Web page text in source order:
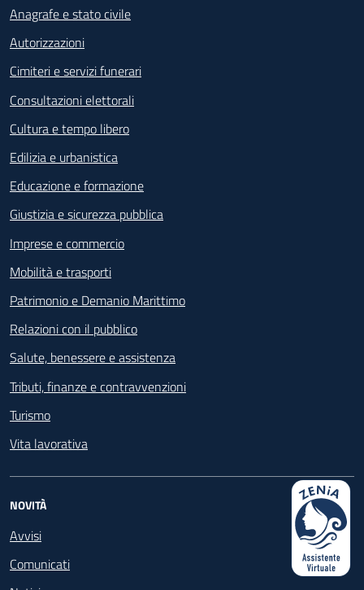
Anagrafe e stato civile
Autorizzazioni
Cimiteri e servizi funerari
Consultazioni elettorali
Cultura e tempo libero
Edilizia e urbanistica
Educazione e formazione
Giustizia e sicurezza pubblica
Imprese e commercio
Mobilità e trasporti
Patrimonio e Demanio Marittimo
Relazioni con il pubblico
Salute, benessere e assistenza
Tributi, finanze e contravvenzioni
Turismo
Vita lavorativa
NOVITÀ
Avvisi
Comunicati